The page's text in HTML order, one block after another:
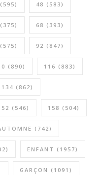
(595) 48 (583)
(375) 68 (393)
(575) 92 (847)
(890) 116 (883)
134 (862)
(546) 158 (504)
(742)
ENFANT (1957)
GARÇON (1091)